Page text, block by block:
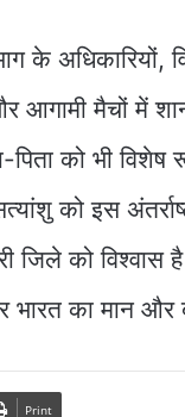
के अधिकारियों,
आगामी मैचों में
को भी
को इस
जिले को विश्वास
का मान और
Print